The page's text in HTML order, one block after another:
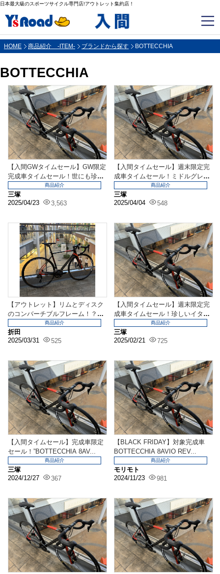
日本最大級のスポーツサイクル専門店!アウトレット集約店！
HOME 商品紹介 -ITEM- ブランドから探す BOTTECCHIA
BOTTECCHIA
【入間GWタイムセール】GW限定
完成車タイムセール！世にも珍し
いリムとディスクの...
三塚
2025/04/23
3,563
商品紹介
【入間タイムセール】週末限定完
成車タイムセール！ミドルグレー
ドカーボンロードにD...
三塚
2025/04/04
548
商品紹介
【アウトレット】リムとディスク
のコンバーチブルフレーム！？イ
タリア発祥のブランド...
折田
2025/03/31
525
商品紹介
【入間タイムセール】週末限定完
成車タイムセール！珍しいイタリ
アンコンバーチブルフ...
三塚
2025/02/21
725
商品紹介
【入間タイムセール】完成車限定
セール！”BOTTECCHIA 8AV...
三塚
2024/12/27
367
商品紹介
【BLACK FRIDAY】対象完成車
BOTTECCHIA 8AVIO REV...
モリモト
2024/11/23
981
商品紹介